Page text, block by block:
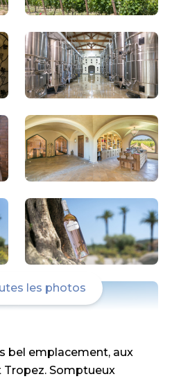
les photos
bel emplacement, aux
Somptueux